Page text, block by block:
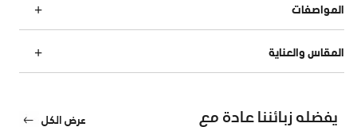
المواصفات
المقاس والعناية
يفضله زبائننا عادة مع عرض الكل